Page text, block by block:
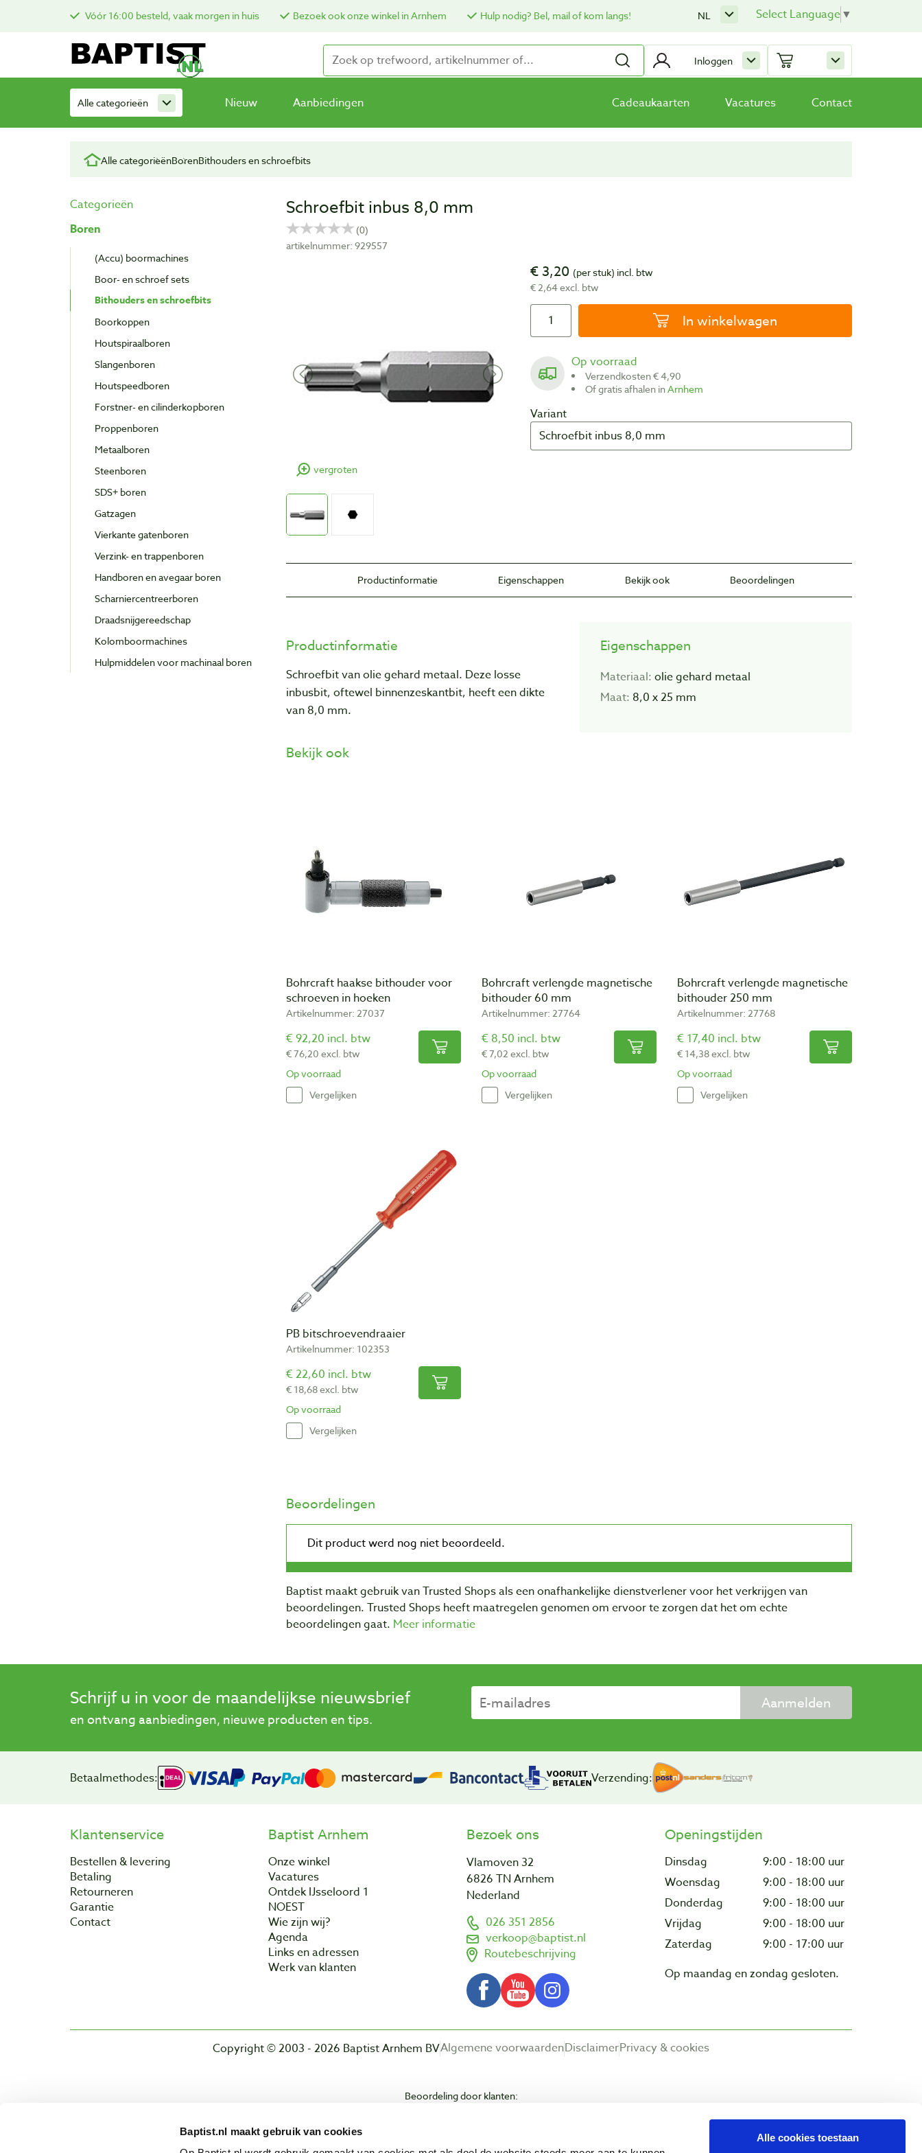
Baptist.nl maakt gebruik van cookies
Alle cookies toestaan
Vóór 16:00 besteld, vaak morgen in huis Bezoek ook onze winkel in Arnhem Hulp nodig? Bel, mail of kom langs! Select Language▼
NL
Inloggen
Alle categorieën Nieuw Aanbiedingen Cadeaukaarten Vacatures Contact
Alle categorieënBorenBithouders en schroefbits
Categorieën
Boren
(Accu) boormachines
Boor- en schroef sets
Bithouders en schroefbits
Boorkoppen
Houtspiraalboren
Slangenboren
Houtspeedboren
Forstner- en cilinderkopboren
Proppenboren
Metaalboren
Steenboren
SDS+ boren
Gatzagen
Vierkante gatenboren
Verzink- en trappenboren
Handboren en avegaar boren
Scharniercentreerboren
Draadsnijgereedschap
Kolomboormachines
Hulpmiddelen voor machinaal boren
Schroefbit inbus 8,0 mm
artikelnummer: 929557
vergroten
€ 3,20 (per stuk) incl. btw
€ 2,64 excl. btw
In winkelwagen
Op voorraad
Verzendkosten € 4,90
Of gratis afhalen inArnhem
Variant
Productinformatie Eigenschappen Bekijk ook Beoordelingen
Productinformatie
Schroefbit van olie gehard metaal. Deze losse
inbusbit, oftewel binnenzeskantbit, heeft een dikte
van 8,0 mm.
Eigenschappen
Materiaal: olie gehard metaal
Maat: 8,0 x 25 mm
Bekijk ook
Bohrcraft haakse bithouder voor
schroeven in hoeken
Artikelnummer: 27037
€ 92,20 incl. btw
€ 76,20 excl. btw
Op voorraad
Vergelijken
Bohrcraft verlengde magnetische
bithouder 60 mm
Artikelnummer: 27764
€ 8,50 incl. btw
€ 7,02 excl. btw
Op voorraad
Vergelijken
Bohrcraft verlengde magnetische
bithouder 250 mm
Artikelnummer: 27768
€ 17,40 incl. btw
€ 14,38 excl. btw
Op voorraad
Vergelijken
PB bitschroevendraaier
Artikelnummer: 102353
€ 22,60 incl. btw
€ 18,68 excl. btw
Op voorraad
Vergelijken
Beoordelingen
Baptist maakt gebruik van Trusted Shops als een onafhankelijke dienstverlener voor het verkrijgen van
beoordelingen. Trusted Shops heeft maatregelen genomen om ervoor te zorgen dat het om echte
beoordelingen gaat. Meer informatie
Schrijf u in voor de maandelijkse nieuwsbrief
en ontvang aanbiedingen, nieuwe producten en tips.
Aanmelden
Betaalmethodes: Verzending:
Klantenservice
Bestellen & levering
Betaling
Retourneren
Garantie
Contact
Baptist Arnhem
Onze winkel
Vacatures
Ontdek IJsseloord 1
NOEST
Wie zijn wij?
Agenda
Links en adressen
Werk van klanten
Bezoek ons
Vlamoven 32
6826 TN Arnhem
Nederland
026 351 2856
verkoop@baptist.nl
Routebeschrijving
Openingstijden
Dinsdag
9:00 - 18:00 uur
Woensdag
9:00 - 18:00 uur
Donderdag
9:00 - 18:00 uur
Vrijdag
9:00 - 18:00 uur
Zaterdag
9:00 - 17:00 uur
Op maandag en zondag gesloten.
Algemene voorwaardenDisclaimerPrivacy & cookies
Copyright © 2003 - 2026 Baptist Arnhem BV
Beoordeling door klanten: